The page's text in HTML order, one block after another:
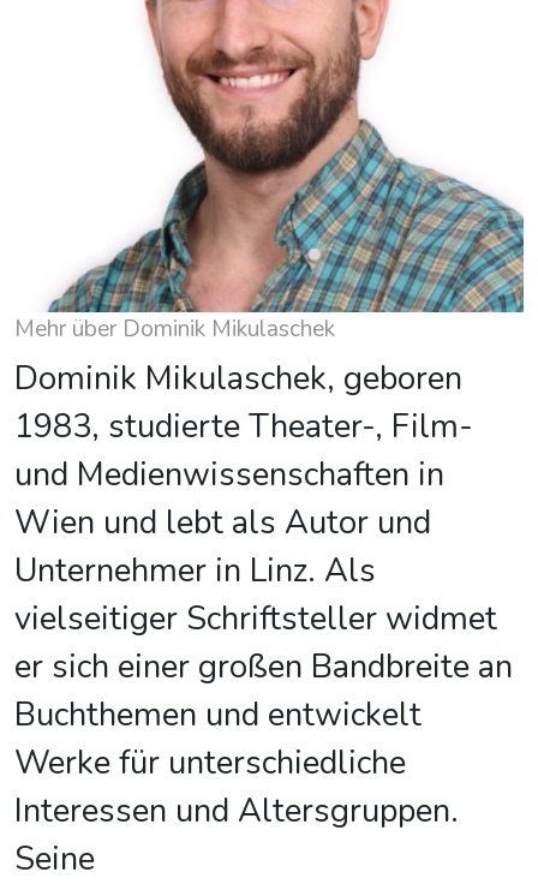
Mehr über Dominik Mikulaschek
Dominik Mikulaschek, geboren
1983, studierte Theater-, Film-
und Medienwissenschaften in
Wien und lebt als Autor und
Unternehmer in Linz. Als
vielseitiger Schriftsteller widmet
er sich einer großen Bandbreite an
Buchthemen und entwickelt
Werke für unterschiedliche
Interessen und Altersgruppen.
Seine